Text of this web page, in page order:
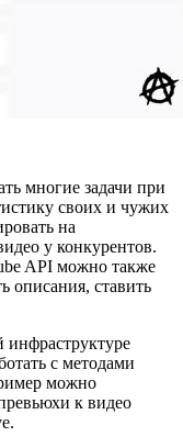
многие задачи при
своих и чужих
на
у конкурентов.
API можно также
описания, ставить
с методами
можно
к видео